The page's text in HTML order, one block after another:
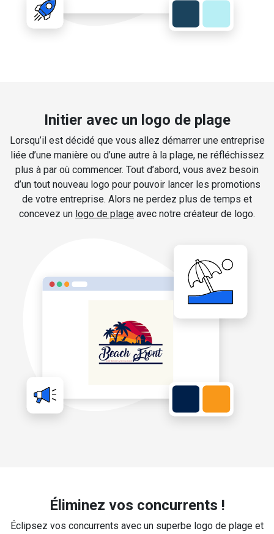
Initier avec un logo de plage
Lorsqu’il est décidé que vous allez démarrer une entreprise
liée d’une manière ou d’une autre à la plage, ne réfléchissez
plus à par où commencer. Tout d’abord, vous avez besoin
d’un tout nouveau logo pour pouvoir lancer les promotions
de votre entreprise. Alors ne perdez plus de temps et
concevez un logo de plage avec notre créateur de logo.
Éliminez vos concurrents !
Éclipsez vos concurrents avec un superbe logo de plage et